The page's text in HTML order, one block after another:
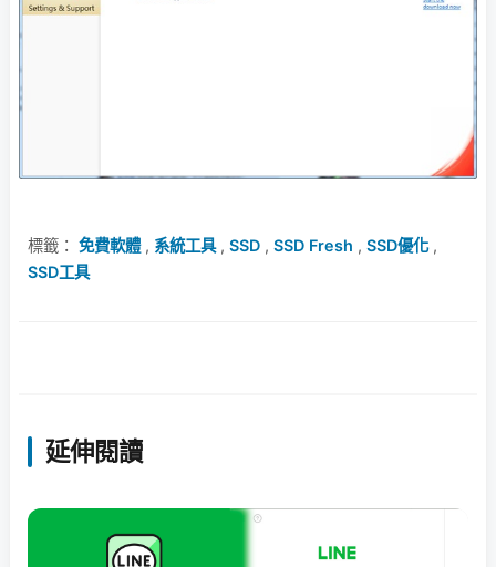
標籤： 免費軟體, 系統工具, SSD , SSD Fresh , SSD優化,
SSD工具
延伸閱讀